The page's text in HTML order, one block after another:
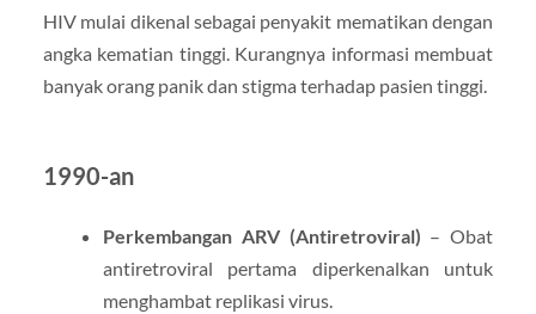
HIV mulai dikenal sebagai penyakit mematikan dengan
angka kematian tinggi. Kurangnya informasi membuat
banyak orang panik dan stigma terhadap pasien tinggi.
1990-an
Perkembangan ARV (Antiretroviral) – Obat
antiretroviral pertama diperkenalkan untuk
menghambat replikasi virus.